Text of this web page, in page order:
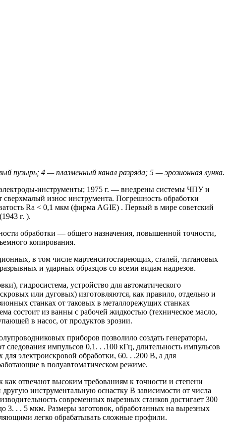
пузырь; 4 — плазменный канал разряда; 5 — эрозионная лунка.
инструменты; 1975 г. — внедрены системы ЧПУ и
износ инструмента. Погрешность обработки
Ra < 0,1 мкм (фирма AGIE) . Первый в мире советский
г. ).
обработки — общего назначения, повышенной точности,
копирования.
в том числе мартенситостареющих, сталей, титановых
и ударных образцов со всеми видам надрезов.
гидросистема, устройство для автоматического
или дуговых) изготовляются, как правило, отдельно и
станках от таковых в металлорежущих станках
состоит из ванны с рабочей жидкостью (техническое масло,
в насос, от продуктов эрозии.
приборов позволило создать генераторы,
импульсов 0,1. . .100 кГц, длительность импульсов
электроискровой обработки, 60. . .200 В, а для
в полуавтоматическом режиме.
отвечают высоким требованиям к точности и степени
инструментальную оснастку В зависимости от числа
современных вырезных станков достигает 300
3. . . 5 мкм. Размеры заготовок, обработанных на вырезных
легко обрабатывать сложные профили.